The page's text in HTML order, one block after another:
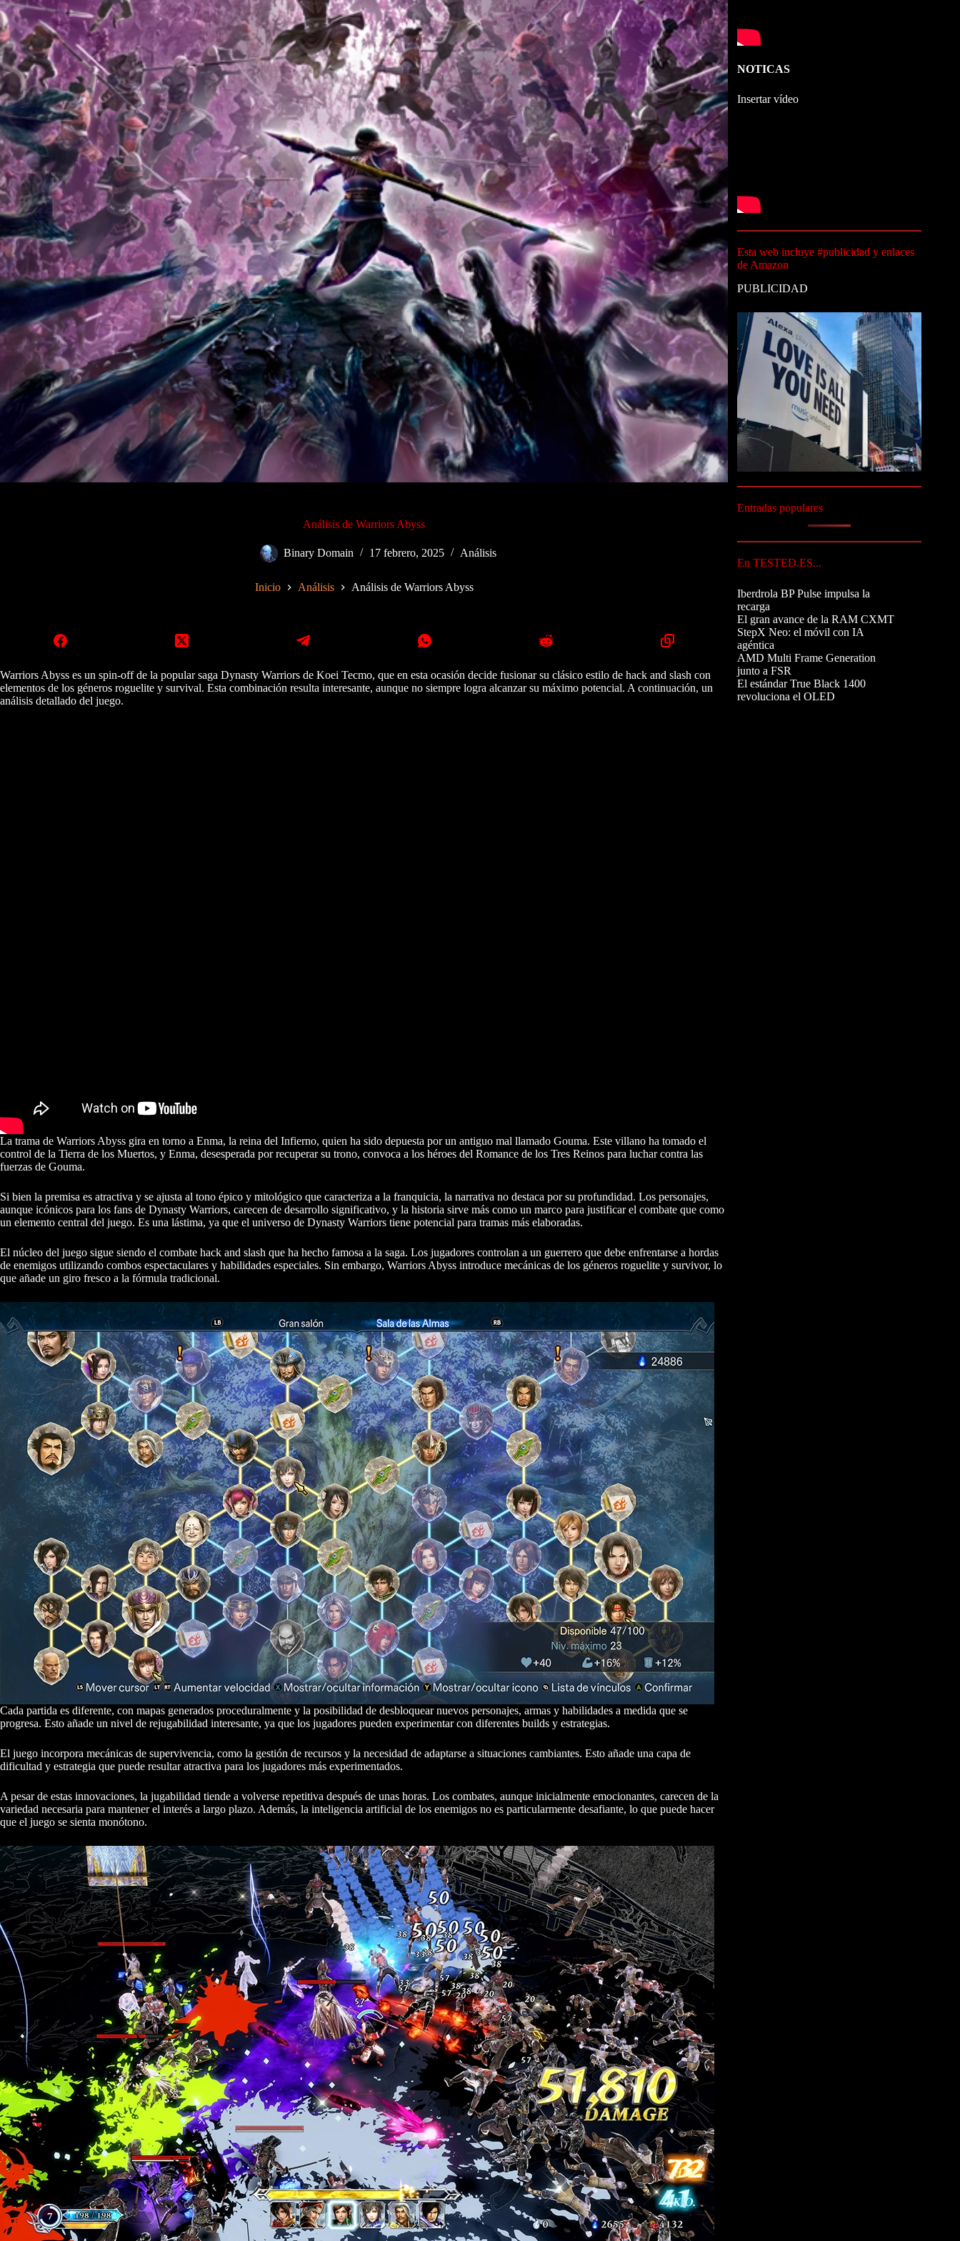
Análisis de Warriors Abyss
Binary Domain 17 febrero, 2025 Análisis
Inicio Análisis Análisis de Warriors Abyss
Warriors Abyss es un spin-off de la popular saga Dynasty Warriors de Koei Tecmo, que en esta ocasión decide fusionar su clásico estilo de hack and slash con
elementos de los géneros roguelite y survival. Esta combinación resulta interesante, aunque no siempre logra alcanzar su máximo potencial. A continuación, un
análisis detallado del juego.
La trama de Warriors Abyss gira en torno a Enma, la reina del Infierno, quien ha sido depuesta por un antiguo mal llamado Gouma. Este villano ha tomado el
control de la Tierra de los Muertos, y Enma, desesperada por recuperar su trono, convoca a los héroes del Romance de los Tres Reinos para luchar contra las
fuerzas de Gouma.
Si bien la premisa es atractiva y se ajusta al tono épico y mitológico que caracteriza a la franquicia, la narrativa no destaca por su profundidad. Los personajes,
aunque icónicos para los fans de Dynasty Warriors, carecen de desarrollo significativo, y la historia sirve más como un marco para justificar el combate que como
un elemento central del juego. Es una lástima, ya que el universo de Dynasty Warriors tiene potencial para tramas más elaboradas.
El núcleo del juego sigue siendo el combate hack and slash que ha hecho famosa a la saga. Los jugadores controlan a un guerrero que debe enfrentarse a hordas
de enemigos utilizando combos espectaculares y habilidades especiales. Sin embargo, Warriors Abyss introduce mecánicas de los géneros roguelite y survivor, lo
que añade un giro fresco a la fórmula tradicional.
Cada partida es diferente, con mapas generados proceduralmente y la posibilidad de desbloquear nuevos personajes, armas y habilidades a medida que se
progresa. Esto añade un nivel de rejugabilidad interesante, ya que los jugadores pueden experimentar con diferentes builds y estrategias.
El juego incorpora mecánicas de supervivencia, como la gestión de recursos y la necesidad de adaptarse a situaciones cambiantes. Esto añade una capa de
dificultad y estrategia que puede resultar atractiva para los jugadores más experimentados.
A pesar de estas innovaciones, la jugabilidad tiende a volverse repetitiva después de unas horas. Los combates, aunque inicialmente emocionantes, carecen de la
variedad necesaria para mantener el interés a largo plazo. Además, la inteligencia artificial de los enemigos no es particularmente desafiante, lo que puede hacer
que el juego se sienta monótono.
NOTICAS
Insertar vídeo
Esta web incluye #publicidad y enlaces
de Amazon
PUBLICIDAD
Entradas populares
En TESTED.ES...
Iberdrola BP Pulse impulsa la
recarga
El gran avance de la RAM CXMT
StepX Neo: el móvil con IA
agéntica
AMD Multi Frame Generation
junto a FSR
El estándar True Black 1400
revoluciona el OLED